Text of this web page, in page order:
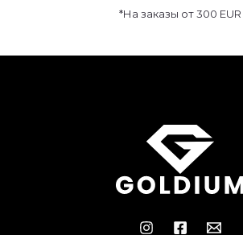
*На заказы от 300 EUR